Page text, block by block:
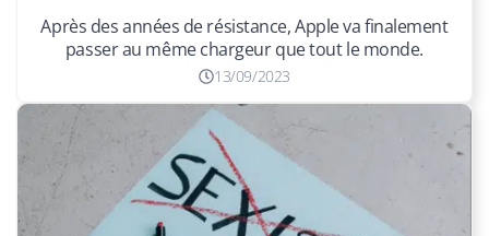
Après des années de résistance, Apple va finalement
passer au même chargeur que tout le monde.
13/09/2023